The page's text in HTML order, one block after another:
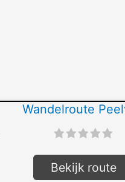
Wandelroute
Bekijk route